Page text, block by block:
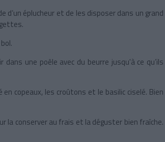
d’un éplucheur et de les disposer dans un grand
une poêle avec du beurre jusqu'à ce qu’ils
copeaux, les croûtons et le basilic ciselé. Bien
la conserver au frais et la déguster bien fraîche.